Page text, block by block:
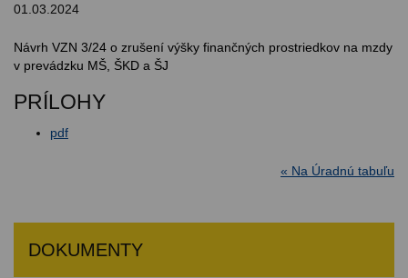
01.03.2024
Návrh VZN 3/24 o zrušení výšky finančných prostriedkov na mzdy
v prevádzku MŠ, ŠKD a ŠJ
PRÍLOHY
pdf
« Na Úradnú tabuľu
DOKUMENTY